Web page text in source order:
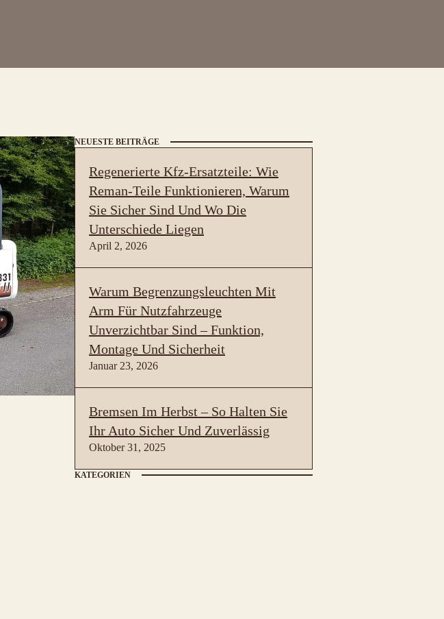
NEUESTE BEITRÄGE
Regenerierte Kfz-Ersatzteile: Wie
Reman-Teile Funktionieren, Warum
Sie Sicher Sind Und Wo Die
Unterschiede Liegen
April 2, 2026
Warum Begrenzungsleuchten Mit
Arm Für Nutzfahrzeuge
Unverzichtbar Sind – Funktion,
Montage Und Sicherheit
Januar 23, 2026
Bremsen Im Herbst – So Halten Sie
Ihr Auto Sicher Und Zuverlässig
Oktober 31, 2025
KATEGORIEN